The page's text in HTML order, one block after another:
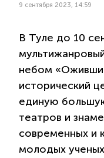
9 сентября 2023, 14:59
В Туле до 10
небом
исторический
единую
театров и
современных и
молодых